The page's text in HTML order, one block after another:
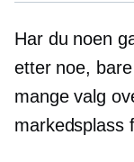
Har du noen
etter noe,
mange valg
markedsplass